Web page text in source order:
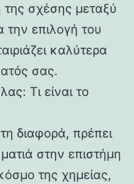
σχέσης μεταξύ
την επιλογή του
καλύτερα
σας.
Τι είναι το
διαφορά, πρέπει
στην επιστήμη
της χημείας,